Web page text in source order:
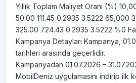
Yıllık Toplam Maliyet Oranı (%)
50.00 111.45 0.2935 3.5222 65,000
325.00 724.43 0.2935 3.5222 %0
Kampanya Detayları Kampanya,
tarihleri arasında geçerlidir.
Kampanyadan 01.07.2026 –
MobilDeniz uygulamasını indirip ilk